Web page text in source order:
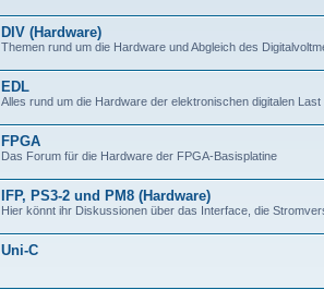
DIV (Hardware)
Themen rund um die Hardware und Abgleich des
EDL
Alles rund um die Hardware der elektronischen digitalen Last
FPGA
Das Forum für die Hardware der FPGA-Basisplatine
IFP, PS3-2 und PM8 (Hardware)
Hier könnt ihr Diskussionen über das Interface, die
Uni-C